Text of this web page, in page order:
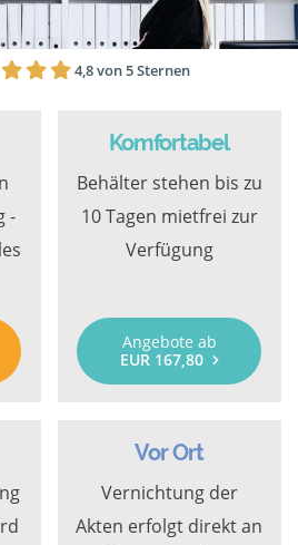
4,8 von 5 Sternen
-
Komfortabel
Behälter stehen bis zu
10 Tagen mietfrei zur
Verfügung
Angebote ab
EUR 167,80
Vor Ort
Vernichtung der
Akten erfolgt direkt an